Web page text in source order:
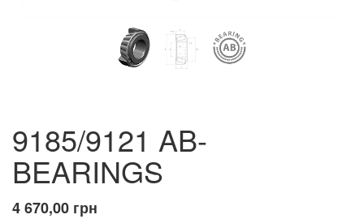
9185/9121 AB-
BEARINGS
4 670,00 грн